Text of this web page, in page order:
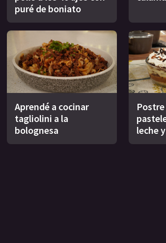
puré de boniato
Aprendé a cocinar
tagliolini a la
bolognesa
leche